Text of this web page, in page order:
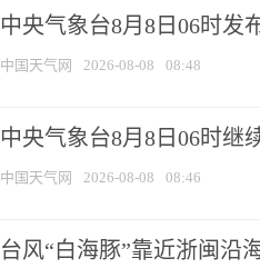
中央气象台8月8日06时发
中国天气网 2026-08-08 08:48
中央气象台8月8日06时继
中国天气网 2026-08-08 08:46
台风“白海豚”靠近浙闽沿